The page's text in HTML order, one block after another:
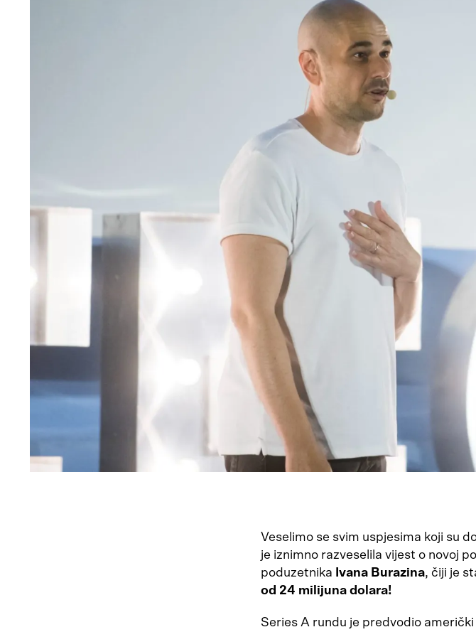
Veselimo se svim uspjesima koji su
je iznimno razveselila vijest o novoj
poduzetnika Ivana Burazina, čiji je
od 24 milijuna dolara!
Series A rundu je predvodio